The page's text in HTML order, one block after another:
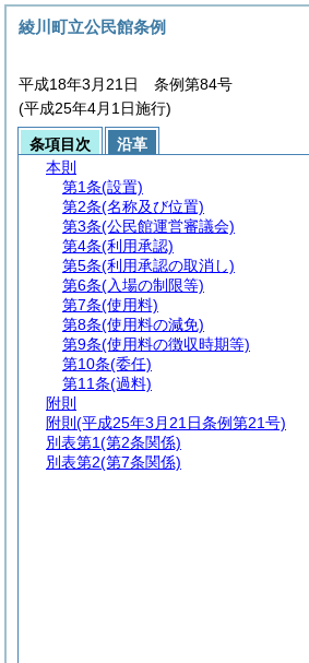
綾川町立公民館条例
平成18年3月21日 条例第84号
(平成25年4月1日施行)
条項目次
沿革
本則
第1条(設置)
第2条(名称及び位置)
第3条(公民館運営審議会)
第4条(利用承認)
第5条(利用承認の取消し)
第6条(入場の制限等)
第7条(使用料)
第8条(使用料の減免)
第9条(使用料の徴収時期等)
第10条(委任)
第11条(過料)
附則
附則 (平成25年3月21日条例第21号)
別表第1(第2条関係)
別表第2(第7条関係)